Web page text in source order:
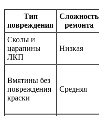
Тип
повреждения
Сложность
ремонта
Сколы и
царапины
ЛКП
Низкая
Вмятины без
повреждения
краски
Средняя